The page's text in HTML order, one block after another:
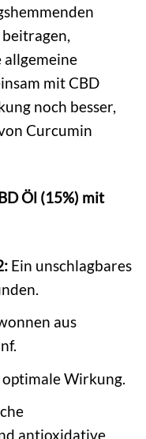
allgemeine
mit CBD
noch besser,
Curcumin
Öl (15%) mit
Ein unschlagbares
aus
optimale Wirkung.
antioxidative